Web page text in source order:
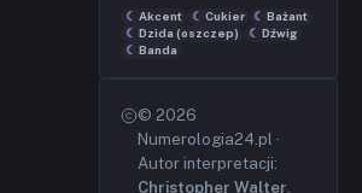
Akcent Cukier
Bażant
Dzida (oszczep)
Dźwig
Banda
© 2026
Numerologia24.pl ·
Autor interpretacji:
Christopher Walter